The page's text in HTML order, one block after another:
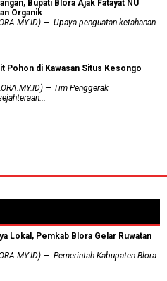
Bupati Blora Ajak Fatayat NU
Organik
— Upaya penguatan ketahanan
Pohon di Kawasan Situs Kesongo
— Tim Penggerak
Lokal, Pemkab Blora Gelar Ruwatan
— Pemerintah Kabupaten Blora